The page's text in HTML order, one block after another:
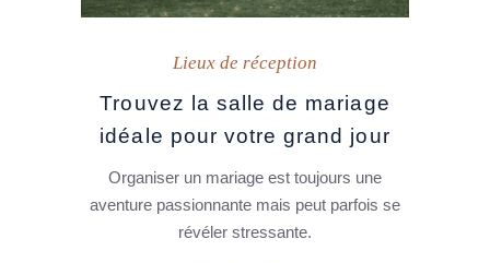
Lieux de réception
Trouvez la salle de mariage
idéale pour votre grand jour
Organiser un mariage est toujours une
aventure passionnante mais peut parfois se
révéler stressante.